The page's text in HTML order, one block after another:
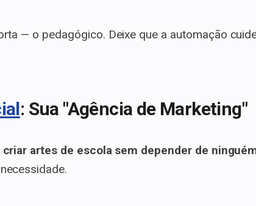
— o pedagógico. Deixe que a automação
: Sua "Agência de Marketing"
criar artes de escola sem depender de